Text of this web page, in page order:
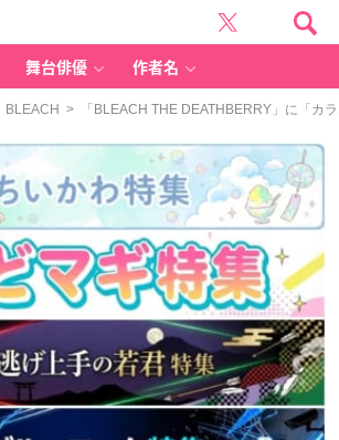
舞台俳優 作者名
BLEACH > 「BLEACH THE DEATHBERRY」に「カ